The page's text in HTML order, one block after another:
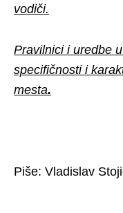
vodiči.
Pravilnici i uredbe
specifičnosti i
mesta.
Piše: Vladislav